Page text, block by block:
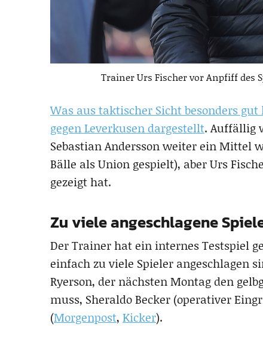
Trainer Urs Fischer vor Anpfiff des
Was aus taktischer Sicht besonders
gegen Leverkusen dargestellt. Auffällig
Sebastian Andersson weiter ein Mittel
Bälle als Union gespielt), aber Urs
gezeigt hat.
Zu viele angeschlagene
Der Trainer hat ein internes Testspiel
einfach zu viele Spieler angeschlagen
Ryerson, der nächsten Montag den
muss, Sheraldo Becker (operativer
(Morgenpost, Kicker).